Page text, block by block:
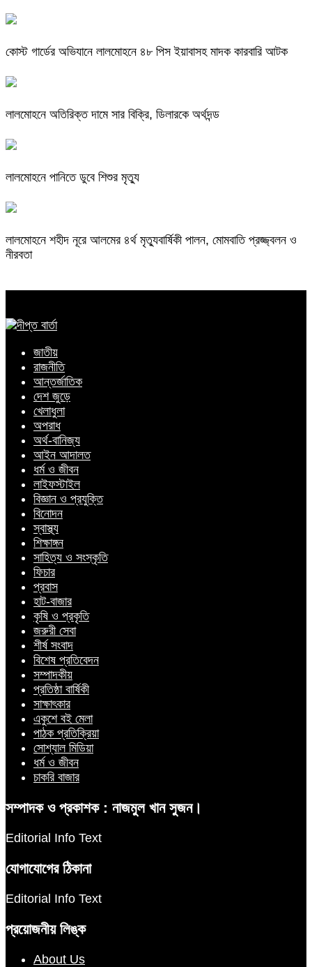
কোস্ট গার্ডের অভিযানে লালমোহনে ৪৮ পিস ইয়াবাসহ মাদক কারবারি আটক
লালমোহনে অতিরিক্ত দামে সার বিক্রি, ডিলারকে অর্থদন্ড
লালমোহনে পানিতে ডুবে শিশুর মৃত্যু
লালমোহনে শহীদ নূরে আলমের ৪র্থ মৃত্যুবার্ষিকী পালন, মোমবাতি প্রজ্জ্বলন ও
নীরবতা
জাতীয়
রাজনীতি
আন্তর্জাতিক
দেশ জুড়ে
খেলাধুলা
অপরাধ
অর্থ-বানিজ্য
আইন আদালত
ধর্ম ও জীবন
লাইফস্টাইল
বিজ্ঞান ও প্রযুক্তি
বিনোদন
স্বাস্থ্য
শিক্ষাঙ্গন
সাহিত্য ও সংস্কৃতি
ফিচার
প্রবাস
হাট-বাজার
কৃষি ও প্রকৃতি
জরুরী সেবা
শীর্ষ সংবাদ
বিশেষ প্রতিবেদন
সম্পাদকীয়
প্রতিষ্ঠা বার্ষিকী
সাক্ষাৎকার
একুশে বই মেলা
পাঠক প্রতিক্রিয়া
সোশ্যাল মিডিয়া
ধর্ম ও জীবন
চাকরি বাজার
সম্পাদক ও প্রকাশক : নাজমুল খান সুজন।
Editorial Info Text
যোগাযোগের ঠিকানা
Editorial Info Text
প্রয়োজনীয় লিঙ্ক
About Us